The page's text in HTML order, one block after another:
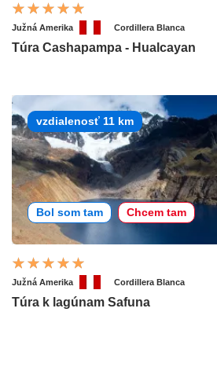
Južná Amerika Cordillera Blanca
Túra Cashapampa - Hualcayan
vzdialenosť 11 km
Bol som tam Chcem tam
Južná Amerika Cordillera Blanca
Túra k lagúnam Safuna